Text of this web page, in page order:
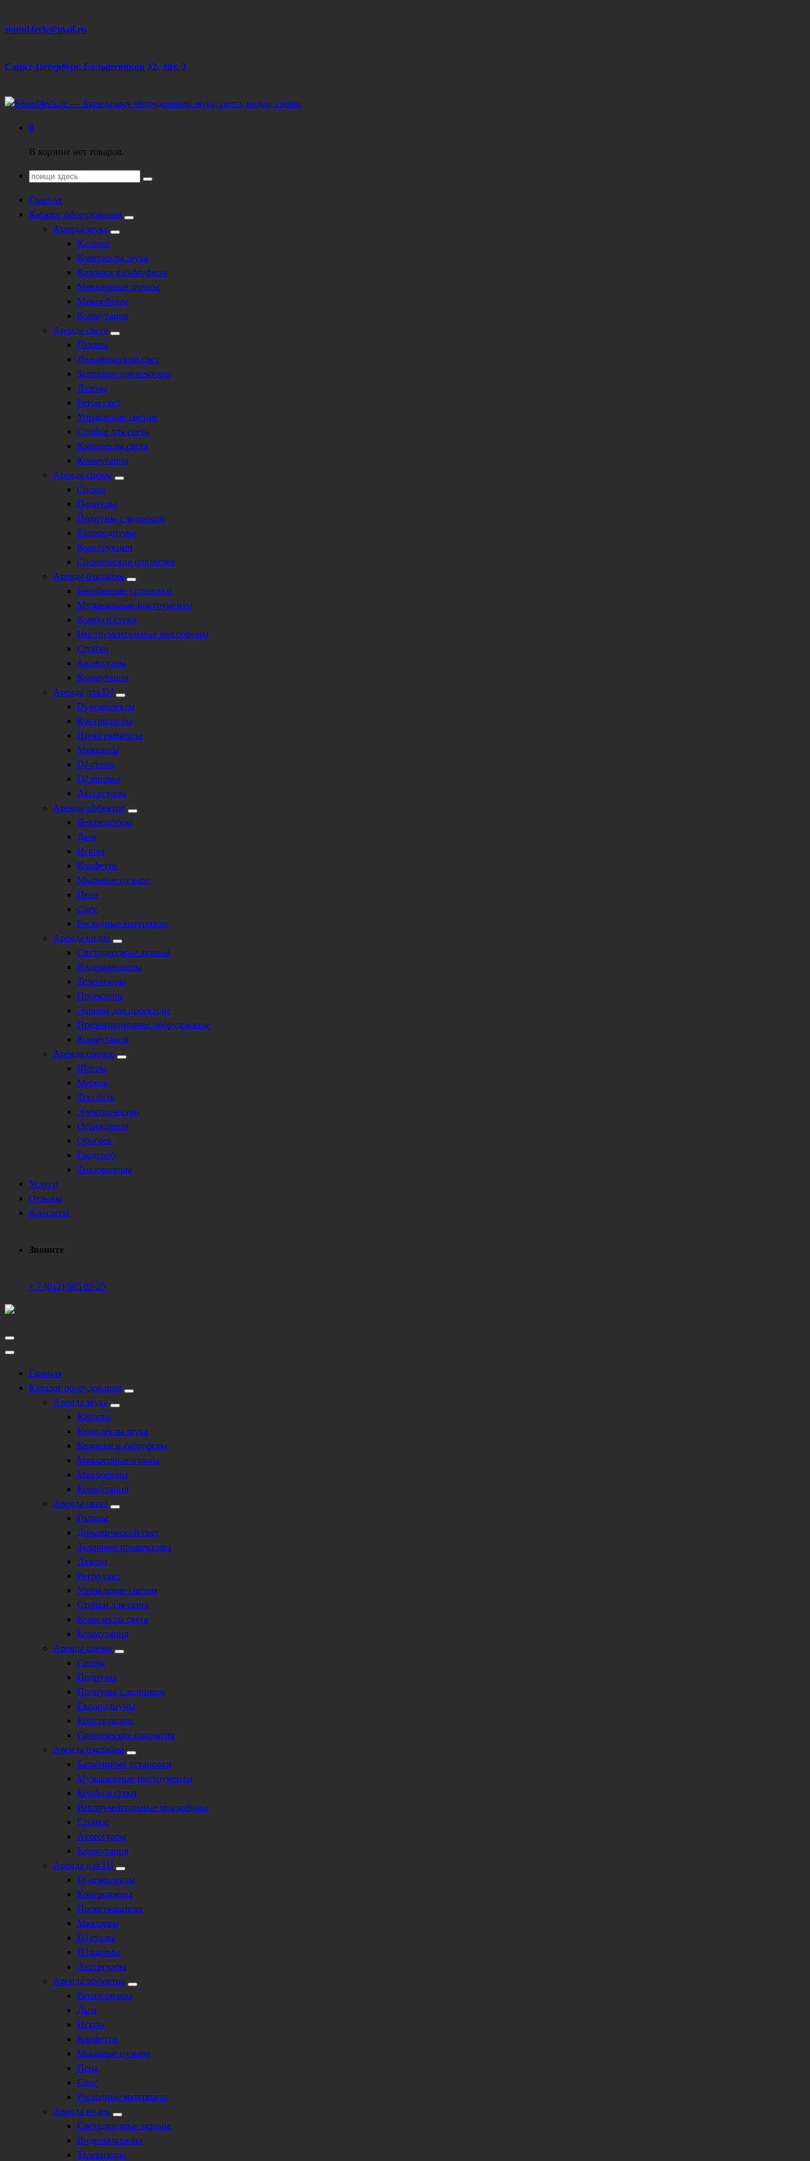
Перейти
sound4eck@mail.ru
Санкт-Петербург, Большевиков 32, лит. З
Техническое обеспечение мероприятий
0
В корзине нет товаров.
Поиск
Главная
Каталог оборудования
Аренда звука
Караоке
Комплекты звука
Колонки и сабвуферы
Микшерные пульты
Микрофоны
Коммутация
Аренда света
Головы
Динамический свет
Заливные прожекторы
Лазеры
Ретро свет
Управление светом
Стойки для света
Комплекты света
Коммутация
Аренда сцены
Сцены
Подиумы
Подиумы с задником
Европодиумы
Конструкции
Сценические покрытия
Аренда бэклайна
Барабанные установки
Музыкальные инструменты
Комбо и стеки
Инструментальные микрофоны
Стойки
Аксессуары
Коммутация
Аренда для DJ
Dj-комплекты
Контроллеры
Проигрыватели
Микшеры
DJ столы
DJ ширмы
Акссесуары
Аренда эффектов
Вентиляторы
Дым
Искры
Конфетти
Мыльные пузыри
Пена
Снег
Расходные материалы
Аренда видео
Светодиодные экраны
Видеомикшеры
Телевизоры
Проекторы
Экраны для проектора
Презентационное оборудование
Коммутация
Аренда прочее
Шатры
Мебель
Текстиль
Электричество
Ограждения
Обогрев
Гардероб
Тепловизоры
Услуги
Отзывы
Контакты
Звоните
+ 7 (812) 985 85 25
Техническое обеспечение мероприятий
Главная
Каталог оборудования
Аренда звука
Караоке
Комплекты звука
Колонки и сабвуферы
Микшерные пульты
Микрофоны
Коммутация
Аренда света
Головы
Динамический свет
Заливные прожекторы
Лазеры
Ретро свет
Управление светом
Стойки для света
Комплекты света
Коммутация
Аренда сцены
Сцены
Подиумы
Подиумы с задником
Европодиумы
Конструкции
Сценические покрытия
Аренда бэклайна
Барабанные установки
Музыкальные инструменты
Комбо и стеки
Инструментальные микрофоны
Стойки
Аксессуары
Коммутация
Аренда для DJ
Dj-комплекты
Контроллеры
Проигрыватели
Микшеры
DJ столы
DJ ширмы
Акссесуары
Аренда эффектов
Вентиляторы
Дым
Искры
Конфетти
Мыльные пузыри
Пена
Снег
Расходные материалы
Аренда видео
Светодиодные экраны
Видеомикшеры
Телевизоры